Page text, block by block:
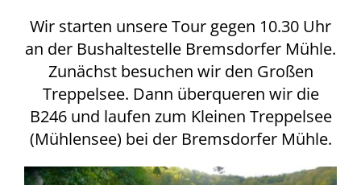
Wir starten unsere Tour gegen 10.30 Uhr
an der Bushaltestelle Bremsdorfer Mühle.
Zunächst besuchen wir den Großen
Treppelsee. Dann überqueren wir die
B246 und laufen zum Kleinen Treppelsee
(Mühlensee) bei der Bremsdorfer Mühle.